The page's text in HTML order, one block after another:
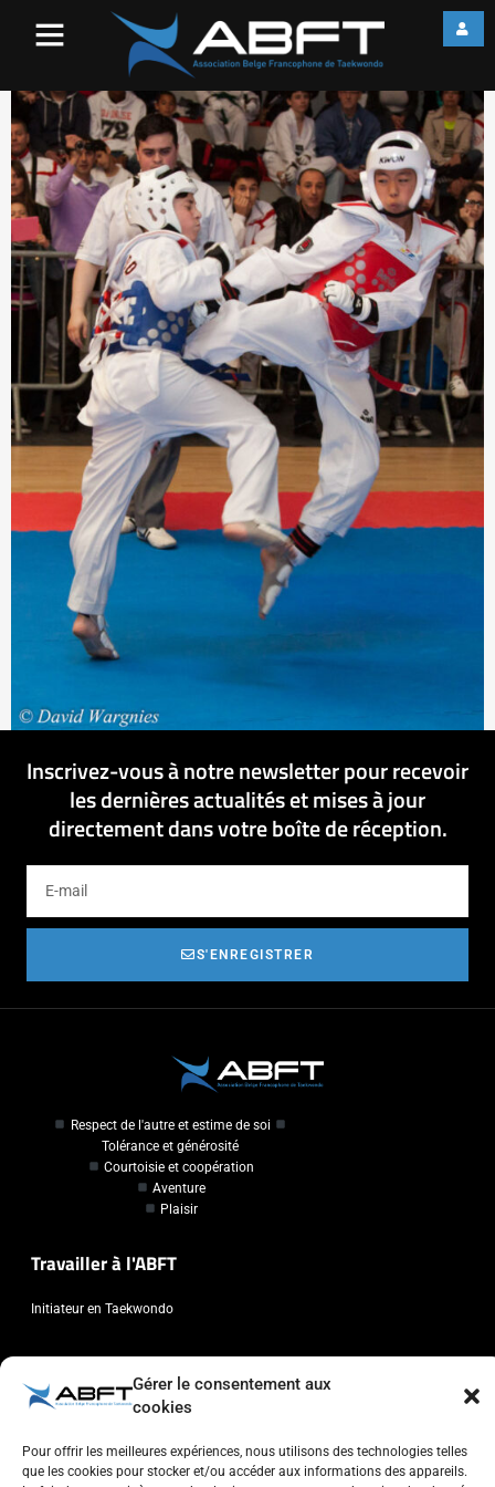
Gérer le consentement aux
cookies
Pour offrir les meilleures expériences, nous utilisons des technologies telles
que les cookies pour stocker et/ou accéder aux informations des appareils.
Inscrivez-vous à notre newsletter pour recevoir
les dernières actualités et mises à jour
directement dans votre boîte de réception.
S'ENREGISTRER
Respect de l'autre et estime de soi
Tolérance et générosité
Courtoisie et coopération
Aventure
Plaisir
Travailler à l'ABFT
Initiateur en Taekwondo
Contact
Association Belge Francophone de Taekwondo
info@abft.be